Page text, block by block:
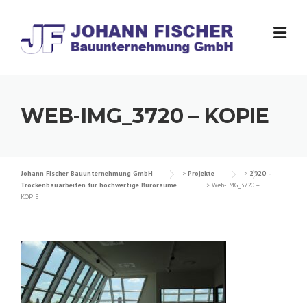
content
WEB-IMG_3720 – KOPIE
Johann Fischer Bauunternehmung GmbH > Projekte > 2020 –
Trockenbauarbeiten für hochwertige Büroräume
> Web-IMG_3720 –
KOPIE